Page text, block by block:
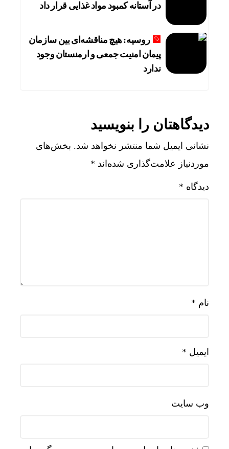
در آستانه کمبود مواد غذایی قرار داد
روسیه: هیچ مناقشه‌ای بین سازمان
پیمان امنیت جمعی و ارمنستان وجود
ندارد
دیدگاهتان را بنویسید
نشانی ایمیل شما منتشر نخواهد شد. بخش‌های
موردنیاز علامت‌گذاری شده‌اند *
دیدگاه *
نام *
ایمیل *
وب‌ سایت